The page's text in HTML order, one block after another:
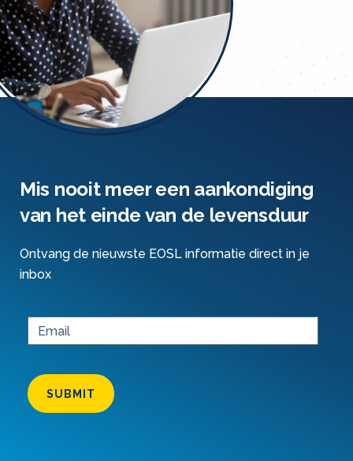
Mis nooit meer een aankondiging
van het einde van de levensduur
Ontvang de nieuwste EOSL informatie direct in je
inbox
SUBMIT